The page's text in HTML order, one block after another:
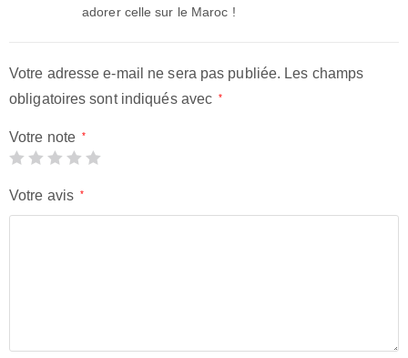
adorer celle sur le Maroc !
Votre adresse e-mail ne sera pas publiée. Les champs
obligatoires sont indiqués avec
*
Votre note *
Votre avis *